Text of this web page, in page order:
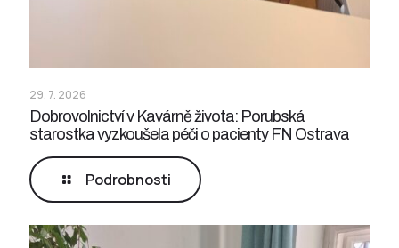
29. 7. 2026
Dobrovolnictví v Kavárně života: Porubská
starostka vyzkoušela péči o pacienty FN Ostrava
Podrobnosti